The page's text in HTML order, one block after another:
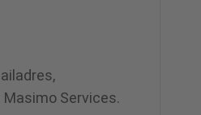
Services.